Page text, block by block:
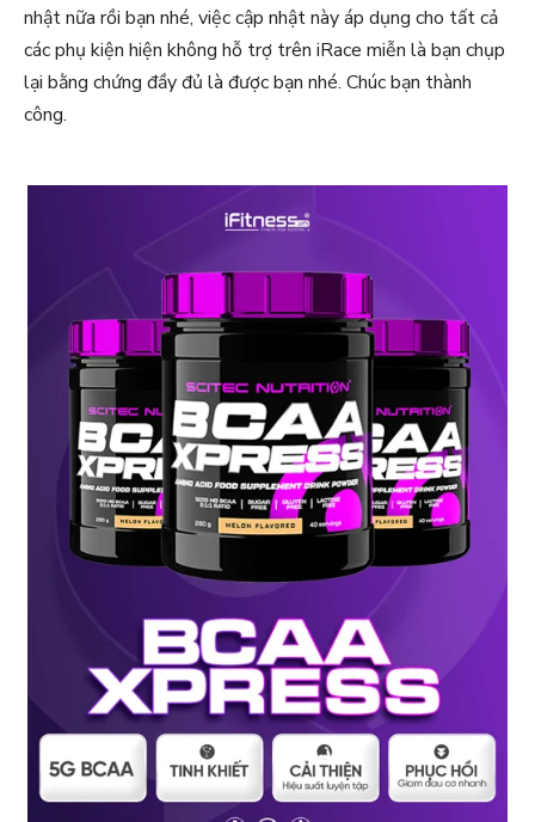
nhật nữa rồi bạn nhé, việc cập nhật này áp dụng cho tất cả
các phụ kiện hiện không hỗ trợ trên iRace miễn là bạn chụp
lại bằng chứng đầy đủ là được bạn nhé. Chúc bạn thành
công.